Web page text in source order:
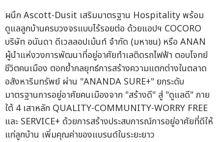
ผนึก Ascott-Dusit เสริมมาตรฐาน Hospitality พร้อม
ดูแลลูกบ้านครบวงจรแบบไร้รอยต่อ ด้วยแอปฯ COCORO
บริษัท อนันดา ดีเวลลอปเม้นท์ จำกัด (มหาชน) หรือ ANAN
ผู้นำแห่งวงการพัฒนาที่อยู่อาศัยทำเลติดรถไฟฟ้า ตอบโจทย์
ชีวิตคนเมือง ตอกย้ำกลยุทธ์การสร้างความแตกต่างในตลาด
อสังหาริมทรัพย์ ผ่าน "ANANDA SURE+" ยกระดับ
มาตรฐานการอยู่อาศัยคนเมืองจาก "สร้างดี" สู่ "ดูแลดี" ภาย
ใต้ 4 เสาหลัก QUALITY-COMMUNITY-WORRY FREE
และ SERVICE+ ด้วยการสร้างประสบการณ์การอยู่อาศัยที่ดีให้
แก่ลูกบ้าน เพิ่มคุณค่าของแบรนด์ในระยะยาว